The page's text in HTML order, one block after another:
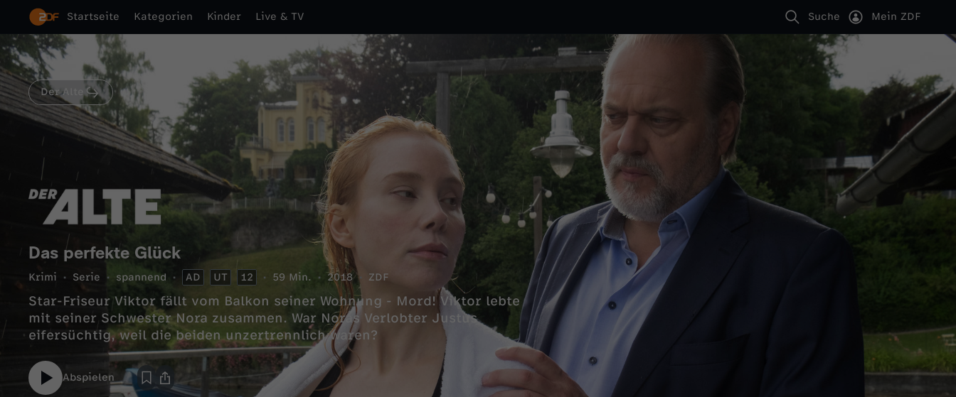
Startseite Kategorien Kinder Live & TV Suche Mein ZDF
Der Alte
Das perfekte Glück
Krimi Serie spannend AD UT 12 59 Min. 2018 ZDF
Star-Friseur Viktor fällt vom Balkon seiner Wohnung - Mord! Viktor lebte
mit seiner Schwester Nora zusammen. War Noras Verlobter Justus
Abspielen